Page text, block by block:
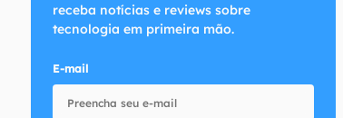
receba notícias e reviews sobre
tecnologia em primeira mão.
E-mail